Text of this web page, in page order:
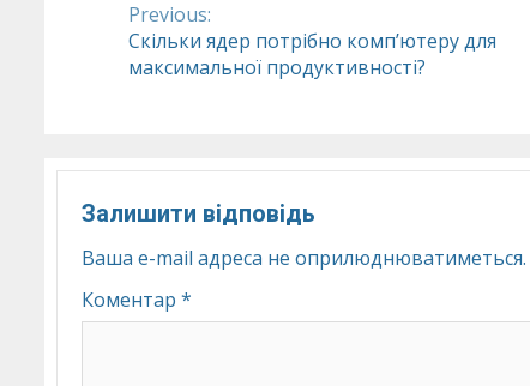
Continue
Reading
Previous:
Скільки ядер потрібно комп’ютеру для
максимальної продуктивності?
Залишити відповідь
Ваша e-mail адреса не оприлюднюватиметься.
Коментар *